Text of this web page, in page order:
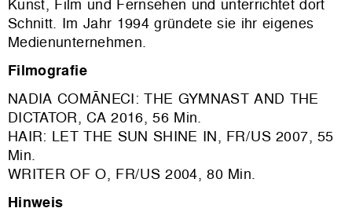
Kunst, Film und Fernsehen und unterrichtet dort
Schnitt. Im Jahr 1994 gründete sie ihr eigenes
Medienunternehmen.
Filmografie
NADIA COMĀNECI: THE GYMNAST AND THE
DICTATOR, CA 2016, 56 Min.
HAIR: LET THE SUN SHINE IN, FR/US 2007, 55
Min.
WRITER OF O, FR/US 2004, 80 Min.
Hinweis